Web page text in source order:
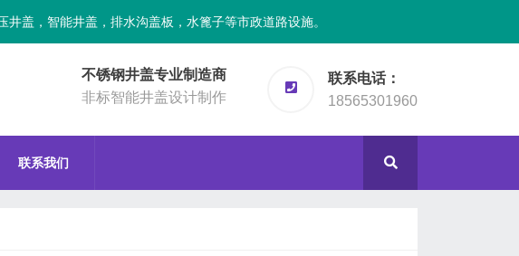
盖，智能井盖，排水沟盖板，水篦子等市政道路设施。
不锈钢井盖专业制造商
非标智能井盖设计制作
联系电话：
18565301960
联系我们